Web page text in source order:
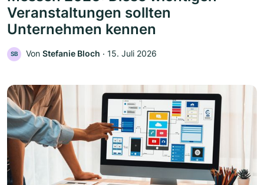
Veranstaltungen sollten
Unternehmen kennen
SB Von Stefanie Bloch ‧ 15. Juli 2026